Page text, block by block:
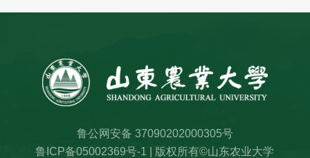
鲁公网安备 37090202000305号
鲁ICP备05002369号-1 | 版权所有©山东农业大学